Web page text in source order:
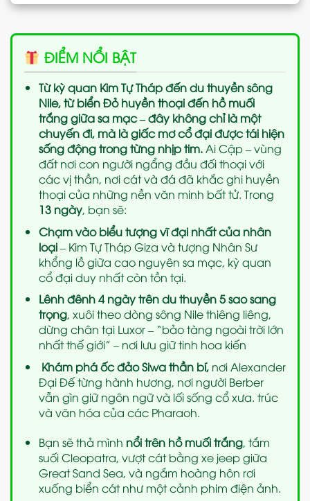
ĐIỂM NỔI BẬT
Từ kỳ quan Kim Tự Tháp đến du thuyền sông
Nile, từ biển Đỏ huyền thoại đến hồ muối
trắng giữa sa mạc – đây không chỉ là một
chuyến đi, mà là giấc mơ cổ đại được tái hiện
sống động trong từng nhịp tim.Ai Cập – vùng
đất nơi con người ngẩng đầu đối thoại với
các vị thần, nơi cát và đá đã khắc ghi huyền
thoại của những nền văn minh bất tử. Trong
13 ngày, bạn sẽ:
Chạm vào biểu tượng vĩ đại nhất của nhân
loại– Kim Tự Tháp Giza và tượng Nhân Sư
khổng lồ giữa cao nguyên sa mạc, kỳ quan
cổ đại duy nhất còn tồn tại.
Lênh đênh 4 ngày trên du thuyền 5 sao sang
trọng, xuôi theo dòng sông Nile thiêng liêng,
dừng chân tại Luxor – “bảo tàng ngoài trời lớn
nhất thế giới” – nơi lưu giữ tinh hoa kiến
Khám phá ốc đảo Siwa thần bí,nơi Alexander
Đại Đế từng hành hương, nơi người Berber
vẫn gìn giữ ngôn ngữ và lối sống cổ xưa. trúc
và văn hóa của các Pharaoh.
Bạn sẽ thả mình nổi trên hồ muối trắng, tắm
suối Cleopatra, vượt cát bằng xe jeep giữa
Great Sand Sea, và ngắm hoàng hôn rơi
xuống biển cát như một cảnh phim điện ảnh.